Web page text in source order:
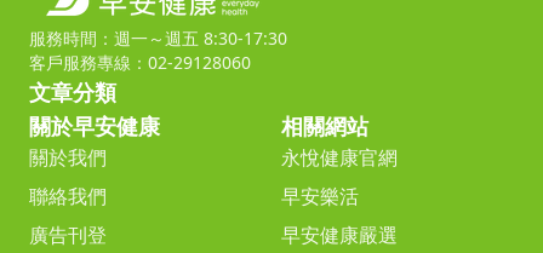
服務時間：週一～週五 8:30-17:30
客戶服務專線：02-29128060
文章分類
關於早安健康
關於我們
聯絡我們
廣告刊登
相關網站
永悅健康官網
早安樂活
早安健康嚴選